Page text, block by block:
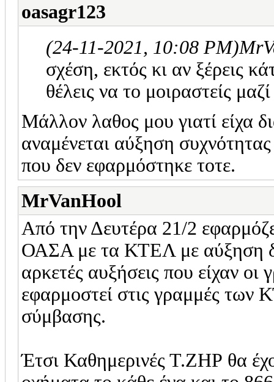
oasagr123
(24-11-2021, 10:08 PM)
σχέση, εκτός κι αν ξέρεις
θέλεις να το μοιραστείς
Μάλλον λαθος μου γιατί είχα
αναμένεται αύξηση
που δεν εφαρμόστηκε τοτε.
MrVanHool
Από την Δευτέρα 21/2
ΟΑΣΑ με τα ΚΤΕΛ με αύξηση
αρκετές αυξήσεις που είχαν
εφαρμοστεί στις γραμμές
σύμβασης.
Έτσι Καθημερινές Τ.ΖΗΡ θα